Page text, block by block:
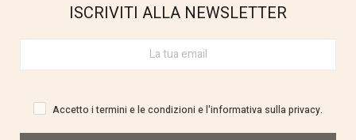
ISCRIVITI ALLA NEWSLETTER
Accetto i termini e le condizioni e l'informativa sulla privacy.